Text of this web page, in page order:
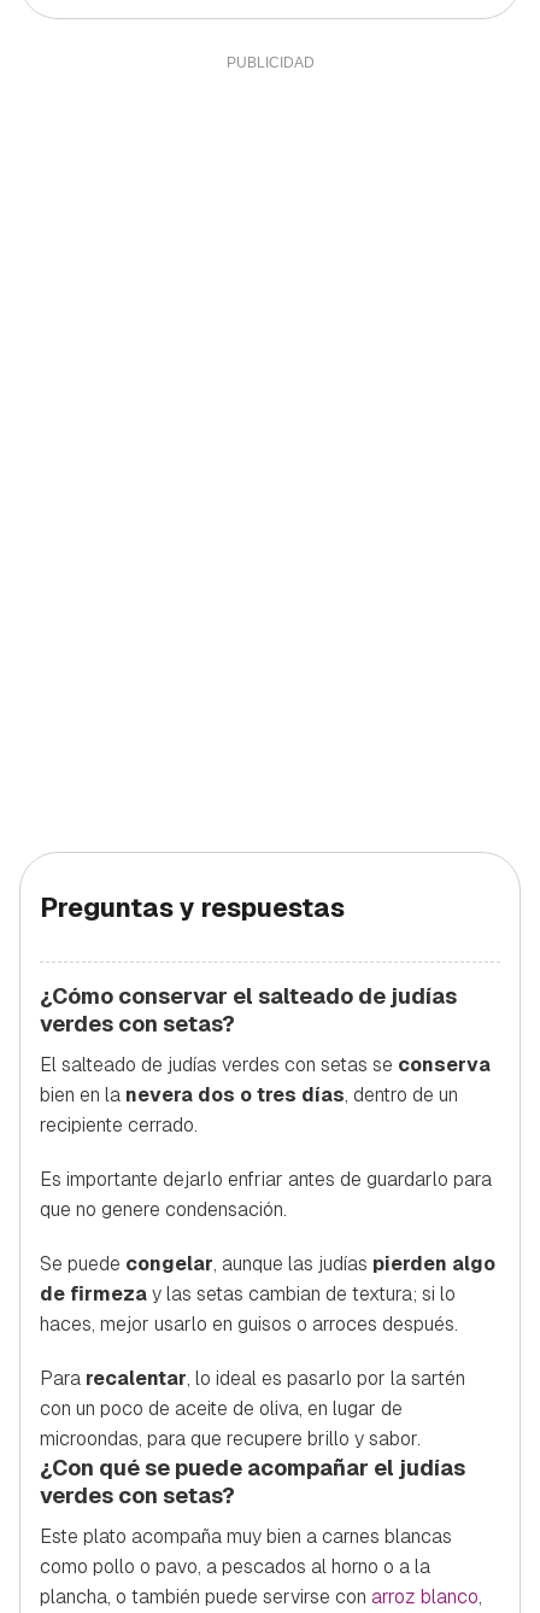
Preguntas y respuestas
¿Cómo conservar el salteado de judías
verdes con setas?
El salteado de judías verdes con setas se conserva
bien en la nevera dos o tres días, dentro de un
recipiente cerrado.
Es importante dejarlo enfriar antes de guardarlo para
que no genere condensación.
Se puede congelar, aunque las judías pierden algo
de firmezay las setas cambian de textura; si lo
haces, mejor usarlo en guisos o arroces después.
Para recalentar, lo ideal es pasarlo por la sartén
con un poco de aceite de oliva, en lugar de
microondas, para que recupere brillo y sabor.
¿Con qué se puede acompañar el judías
verdes con setas?
Este plato acompaña muy bien a carnes blancas
como pollo o pavo, a pescados al horno o a la
plancha, o también puede servirse con arroz blanco,